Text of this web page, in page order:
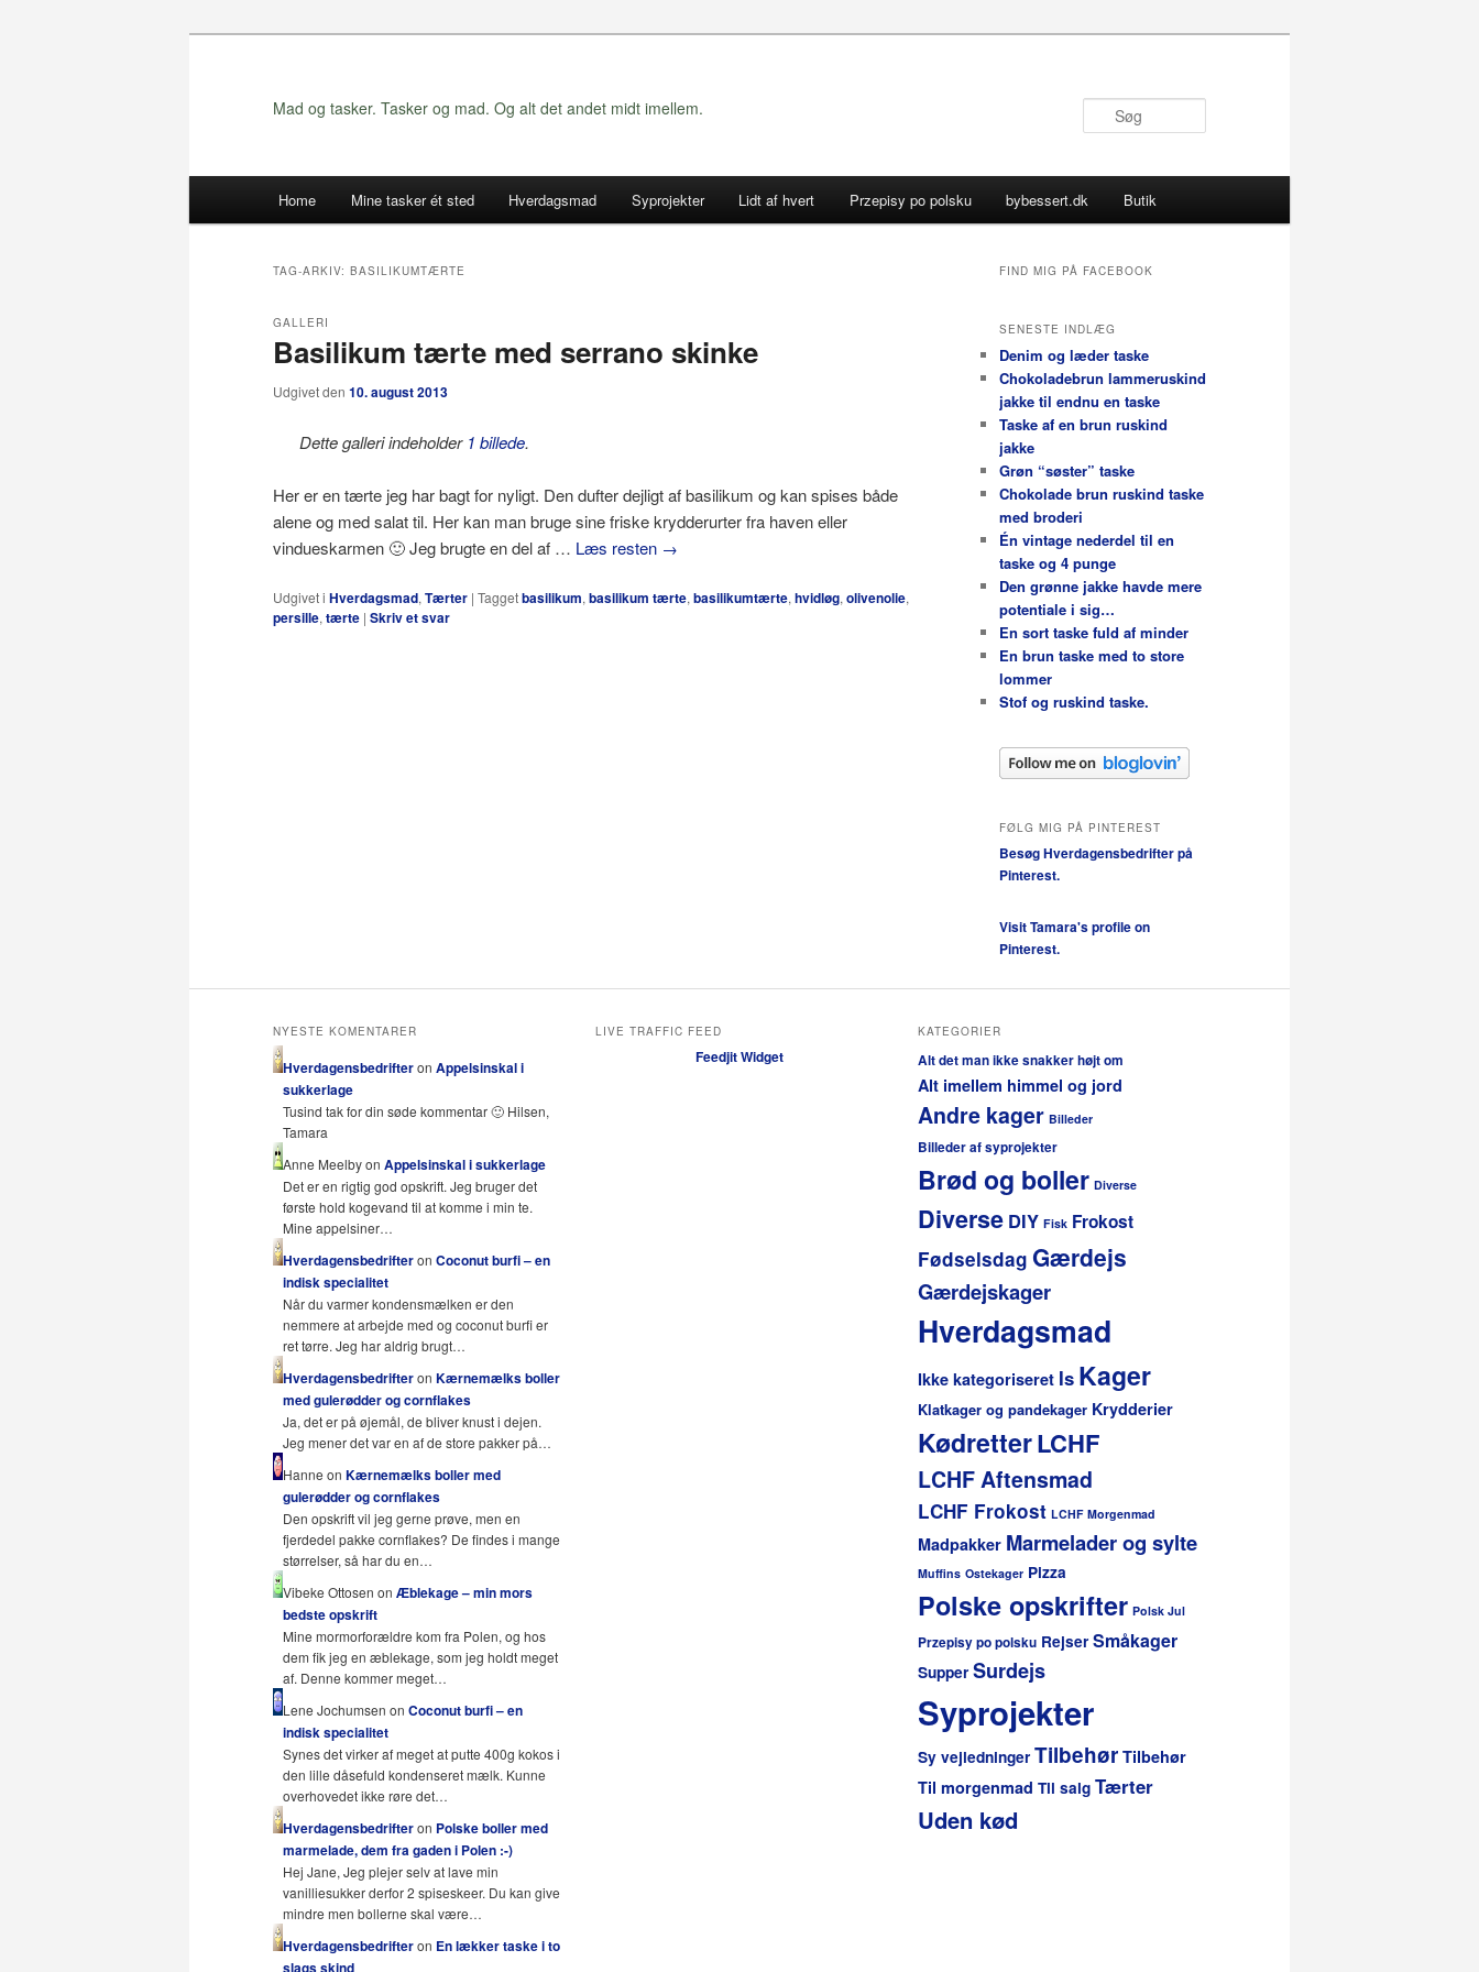
Mad og tasker. Tasker og mad. Og alt det andet midt imellem.
Home Mine tasker ét sted Hverdagsmad Syprojekter Lidt af hvert Przepisy po polsku bybessert.dk Butik
TAG-ARKIV: BASILIKUMTÆRTE
Basilikum tærte med serrano skinke
GALLERI
Udgivet den 10. august 2013
Dette galleri indeholder 1 billede.
Her er en tærte jeg har bagt for nyligt. Den dufter dejligt af basilikum og kan spises både
alene og med salat til. Her kan man bruge sine friske krydderurter fra haven eller
vindueskarmen 🙂 Jeg brugte en del af … Læs resten →
Udgivet i Hverdagsmad, Tærter | Taggetbasilikum, basilikum tærte, basilikumtærte, hvidløg, olivenolie,
persille, tærte | Skriv et svar
FIND MIG PÅ FACEBOOK
SENESTE INDLÆG
Denim og læder taske
Chokoladebrun lammeruskind
jakke til endnu en taske
Taske af en brun ruskind
jakke
Grøn “søster” taske
Chokolade brun ruskind taske
med broderi
Én vintage nederdel til en
taske og 4 punge
Den grønne jakke havde mere
potentiale i sig…
En sort taske fuld af minder
En brun taske med to store
lommer
Stof og ruskind taske.
FØLG MIG PÅ PINTEREST
Besøg Hverdagensbedrifter på
Pinterest.
Visit Tamara's profile on
Pinterest.
NYESTE KOMENTARER
Hverdagensbedrifteron Appelsinskal i
sukkerlage
Tusind tak for din søde kommentar 🙂 Hilsen,
Tamara
Anne Meelby on Appelsinskal i sukkerlage
Det er en rigtig god opskrift. Jeg bruger det
første hold kogevand til at komme i min te.
Mine appelsiner…
Hverdagensbedrifteron Coconut burfi – en
indisk specialitet
Når du varmer kondensmælken er den
nemmere at arbejde med og coconut burfi er
ret tørre. Jeg har aldrig brugt…
Hverdagensbedrifteron Kærnemælks boller
med gulerødder og cornflakes
Ja, det er på øjemål, de bliver knust i dejen.
Jeg mener det var en af de store pakker på…
Hanne on Kærnemælks boller med
gulerødder og cornflakes
Den opskrift vil jeg gerne prøve, men en
fjerdedel pakke cornflakes? De findes i mange
størrelser, så har du en…
Vibeke Ottosen on Æblekage – min mors
bedste opskrift
Mine mormorforældre kom fra Polen, og hos
dem fik jeg en æblekage, som jeg holdt meget
af. Denne kommer meget…
Lene Jochumsen on Coconut burfi – en
indisk specialitet
Synes det virker af meget at putte 400g kokos i
den lille dåsefuld kondenseret mælk. Kunne
overhovedet ikke røre det…
Hverdagensbedrifteron Polske boller med
marmelade, dem fra gaden i Polen :-)
Hej Jane, Jeg plejer selv at lave min
vanilliesukker derfor 2 spiseskeer. Du kan give
mindre men bollerne skal være…
Hverdagensbedrifteron En lækker taske i to
slags skind
LIVE TRAFFIC FEED
Feedjit Widget
KATEGORIER
Alt det man ikke snakker højt om
Alt imellem himmel og jord
Andre kager Billeder
Billeder af syprojekter
Brød og boller Diverse
Diverse DIY Fisk Frokost
Fødselsdag Gærdejs
Gærdejskager
Hverdagsmad
Ikke kategoriseret Is Kager
Klatkager og pandekager Krydderier
KødretterLCHF
LCHF Aftensmad
LCHF Frokost LCHF Morgenmad
Madpakker Marmelader og sylte
Muffins Ostekager Pizza
Polske opskrifter Polsk Jul
Przepisy po polsku Rejser Småkager
Supper Surdejs
Syprojekter
Sy vejledninger Tilbehør Tilbehør
Til morgenmad Til salg Tærter
Uden kød